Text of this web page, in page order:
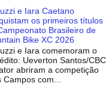
e Iara Caetano
os primeiros títulos
Brasileiro de
Bike XC 2026
e Iara comemoram o
Ueverton Santos/CBC
abriram a competição
Campos com...